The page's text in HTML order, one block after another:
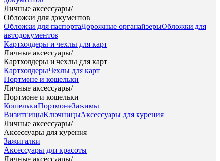
Личные аксессуары/
Обложки для документов
Обложки для паспортаДорожные органайзерыОбложки для
автодокументов
Картхолдеры и чехлы для карт
Личные аксессуары/
Картхолдеры и чехлы для карт
КартхолдерыЧехлы для карт
Портмоне и кошельки
Личные аксессуары/
Портмоне и кошельки
КошелькиПортмонеЗажимы
ВизитницыКлючницыАксессуары для курения
Личные аксессуары/
Аксессуары для курения
Зажигалки
Аксессуары для красоты
Личные аксессуары/